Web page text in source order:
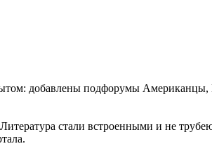
добавлены подфорумы
стали встроенными и не